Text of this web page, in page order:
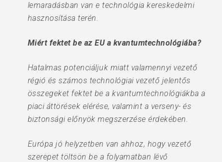
lemaradásban van e technológia kereskedelmi
hasznosítása terén.
Miért fektet be az EU a kvantumtechnológiába?
Hatalmas potenciáljuk miatt valamennyi vezető
régió és számos technológiai vezető jelentős
összegeket fektet be a kvantumtechnológiákba a
piaci áttörések elérése, valamint a verseny- és
biztonsági előnyök megszerzése érdekében.
Európa jó helyzetben van ahhoz, hogy vezető
szerepet töltsön be a folyamatban lévő